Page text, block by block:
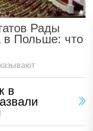
Рады
в Польше: что
в